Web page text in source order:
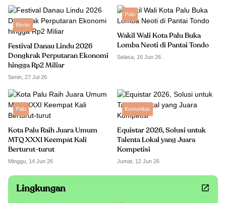
Bisnis
Festival Danau Lindu 2026
Dongkrak Perputaran Ekonomi
hingga Rp2 Miliar
Senin, 27 Jul 26
Palu
Wakil Wali Kota Palu Buka
Lomba Neoti di Pantai Tondo
Selasa, 16 Jun 26
Palu
Kota Palu Raih Juara Umum
MTQ XXXI Keempat Kali
Berturut-turut
Minggu, 14 Jun 26
Komunitas
Equistar 2026, Solusi untuk
Talenta Lokal yang Juara
Kompetisi
Jumat, 12 Jun 26
Lingkungan